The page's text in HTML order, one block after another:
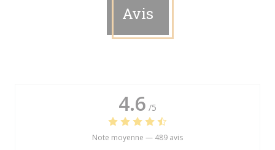
Avis
4.6 /5
Note moyenne — 489 avis